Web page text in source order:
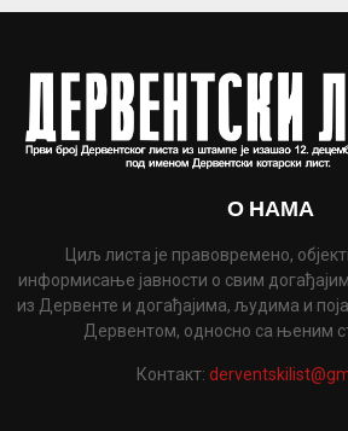
О НАМА
Циљ листа је правовремено,
информисање јавности о свим
из Дервенте и догађајима, људима и
Дервентом, односно са њеним
Контакт: